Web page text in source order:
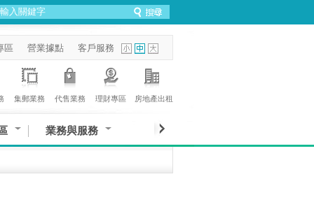
區 營業據點 客戶服務
集郵業務 代售業務 理財專區 房地產出租
業務與服務